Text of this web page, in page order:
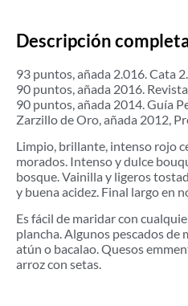
Descripción
93 puntos, añada 2.016. Cata
90 puntos, añada 2016.
90 puntos, añada 2014. Guía
Zarzillo de Oro, añada 2012,
Limpio, brillante, intenso rojo
morados. Intenso y dulce
bosque. Vainilla y ligeros
y buena acidez. Final largo en
Es fácil de maridar con
plancha. Algunos pescados de
atún o bacalao. Quesos
arroz con setas.